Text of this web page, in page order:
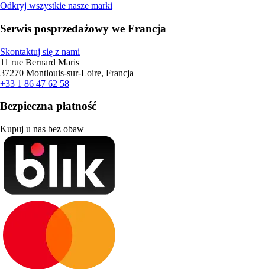
Odkryj wszystkie nasze marki
Serwis posprzedażowy we Francja
Skontaktuj się z nami
11 rue Bernard Maris
37270 Montlouis-sur-Loire, Francja
+33 1 86 47 62 58
Bezpieczna płatność
Kupuj u nas bez obaw